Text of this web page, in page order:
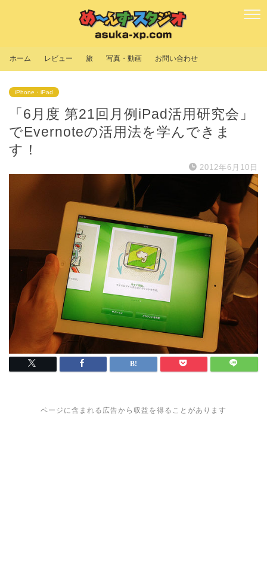
ホーム レビュー 旅 写真・動画 お問い合わせ
iPhone・iPad
「6月度 第21回月例iPad活用研究会」
でEvernoteの活用法を学んできま
す！
2012年6月10日
ページに含まれる広告から収益を得ることがあります